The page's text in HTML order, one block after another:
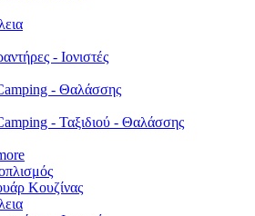
- Ιονιστές
- Θαλάσσης
- Ταξιδιού - Θαλάσσης
Κουζίνας